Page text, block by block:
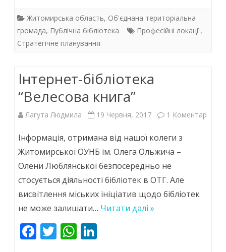
e
b
o
k
itt
er
at
s
A
p
k
e
dI
n
Житомирська область, Об'єднана територіальна
громада, Публічна бібліотека Професійні локації,
Стратегічне планування
Інтернет-бібліотека
“Велесова книга”
Лагута Людмила 19 Червня, 2017 1 Коментар
Інформація, отримана від нашої колеги з
Житомирської ОУНБ ім. Олега Ольжича –
Олени Люблянської безпосередньо не
стосується діяльності бібліотек в ОТГ. Але
висвітлення міських ініціатив щодо бібліотек
не може залишати… Читати далі »
F T W